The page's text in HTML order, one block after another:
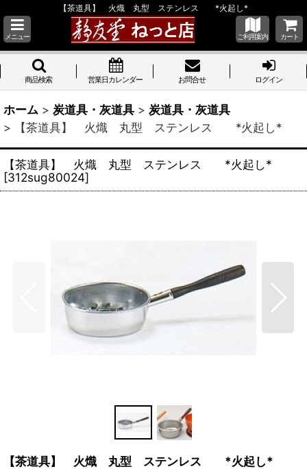
【茶道具】 火熾 丸型 ステンレス *火起し*
メニュー ご利用案内 カート
商品検索 営業日カレンダー お問合せ ログイン
ホーム > 炭道具・灰道具 > 炭道具・灰道具
>
【茶道具】 火熾 丸型 ステンレス *火起し*
【茶道具】 火熾 丸型 ステンレス *火起し*
[312sug80024]
【茶道具】 火熾 丸型 ステンレス *火起し*